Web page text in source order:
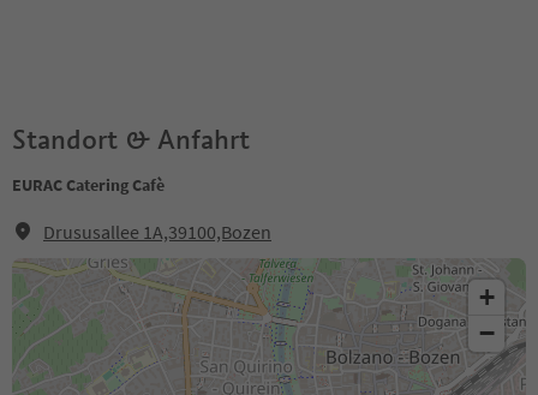
Standort & Anfahrt
EURAC Catering Cafè
Drususallee 1A,39100,Bozen
+
−